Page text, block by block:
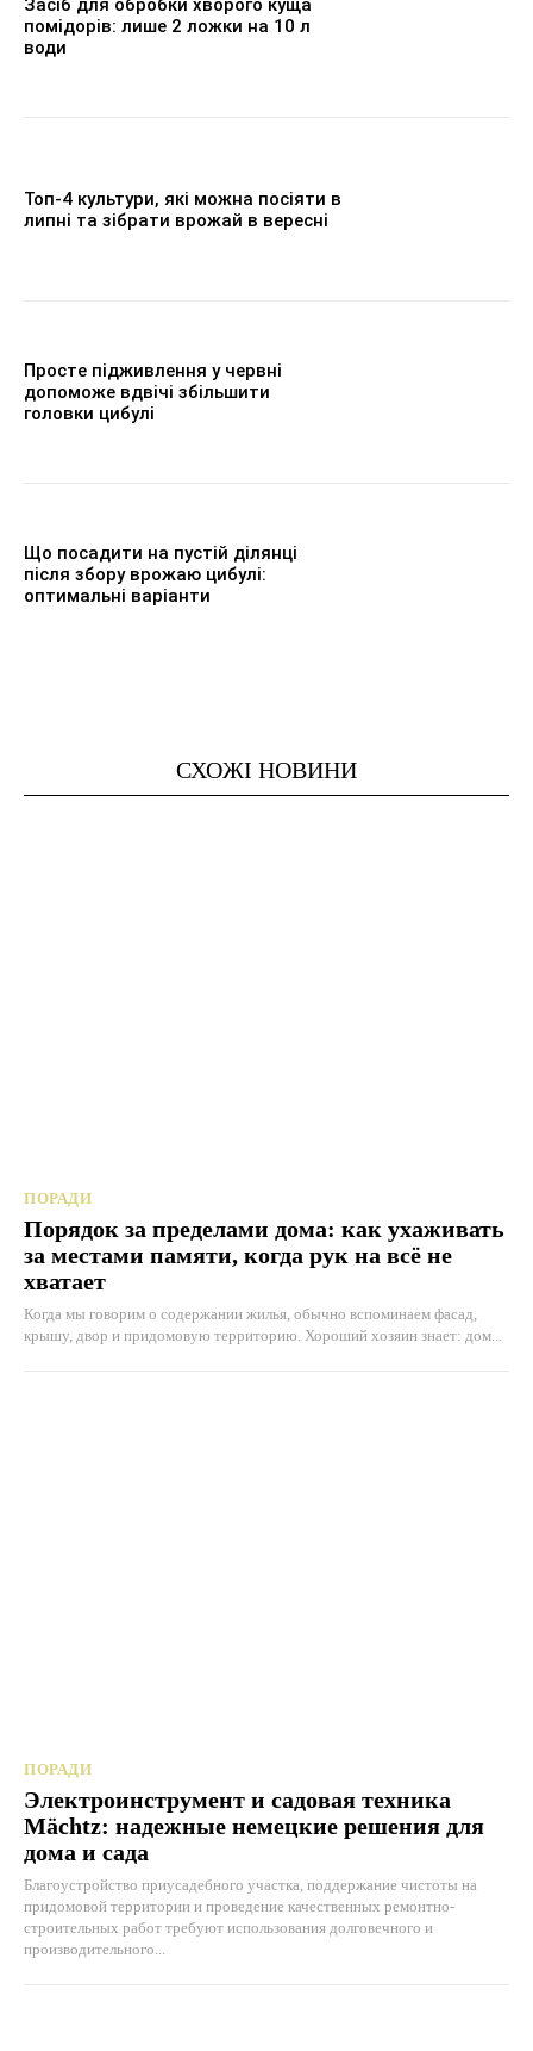
Засіб для обробки хворого куща
помідорів: лише 2 ложки на 10 л
води
Топ-4 культури, які можна посіяти в
липні та зібрати врожай в вересні
Просте підживлення у червні
допоможе вдвічі збільшити
головки цибулі
Що посадити на пустій ділянці
після збору врожаю цибулі:
оптимальні варіанти
СХОЖІ НОВИНИ
ПОРАДИ
Порядок за пределами дома: как ухаживать
за местами памяти, когда рук на всё не
хватает
Когда мы говорим о содержании жилья, обычно вспоминаем фасад,
крышу, двор и придомовую территорию. Хороший хозяин знает: дом...
ПОРАДИ
Электроинструмент и садовая техника
Mächtz: надежные немецкие решения для
дома и сада
Благоустройство приусадебного участка, поддержание чистоты на
придомовой территории и проведение качественных ремонтно-
строительных работ требуют использования долговечного и
производительного...